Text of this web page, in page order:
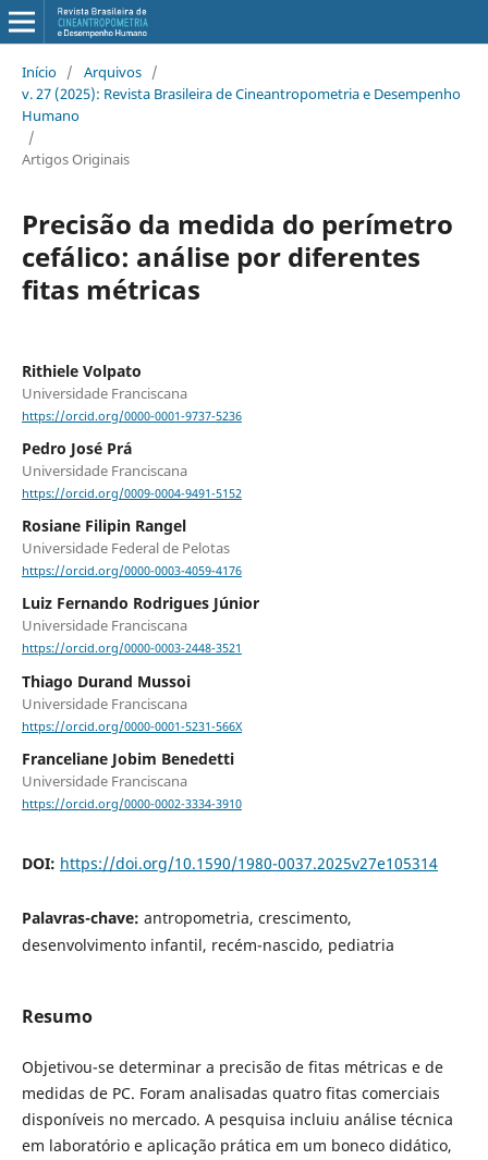
Início / Arquivos /
v. 27 (2025): Revista Brasileira de Cineantropometria e Desempenho
Humano
/
Artigos Originais
Precisão da medida do perímetro
cefálico: análise por diferentes
fitas métricas
Rithiele Volpato
Universidade Franciscana
https://orcid.org/0000-0001-9737-5236
Pedro José Prá
Universidade Franciscana
https://orcid.org/0009-0004-9491-5152
Rosiane Filipin Rangel
Universidade Federal de Pelotas
https://orcid.org/0000-0003-4059-4176
Luiz Fernando Rodrigues Júnior
Universidade Franciscana
https://orcid.org/0000-0003-2448-3521
Thiago Durand Mussoi
Universidade Franciscana
https://orcid.org/0000-0001-5231-566X
Franceliane Jobim Benedetti
Universidade Franciscana
https://orcid.org/0000-0002-3334-3910
DOI: https://doi.org/10.1590/1980-0037.2025v27e105314
Palavras-chave: antropometria, crescimento,
desenvolvimento infantil, recém-nascido, pediatria
Resumo
Objetivou-se determinar a precisão de fitas métricas e de
medidas de PC. Foram analisadas quatro fitas comerciais
disponíveis no mercado. A pesquisa incluiu análise técnica
em laboratório e aplicação prática em um boneco didático,